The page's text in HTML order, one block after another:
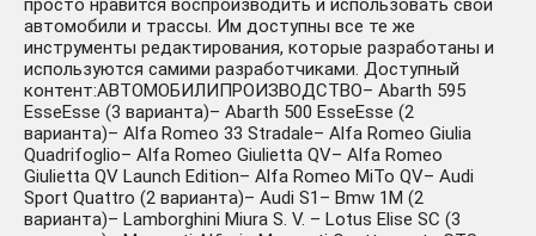
Assetto Corsa Rally (Ключ
Steam | РФ+СНГ)
936 ₽
+226 руб.
просто нравится воспроизводить и использовать свои
автомобили и трассы. Им доступны все те же
инструменты редактирования, которые разработаны и
используются самими разработчиками. Доступный
контент:АВТОМОБИЛИПРОИЗВОДСТВО– Abarth 595
EsseEsse (3 варианта)– Abarth 500 EsseEsse (2
варианта)– Alfa Romeo 33 Stradale– Alfa Romeo Giulia
Quadrifoglio– Alfa Romeo Giulietta QV– Alfa Romeo
Giulietta QV Launch Edition– Alfa Romeo MiTo QV– Audi
Sport Quattro (2 варианта)– Audi S1– Bmw 1M (2
варианта)– Lamborghini Miura S. V. – Lotus Elise SC (3